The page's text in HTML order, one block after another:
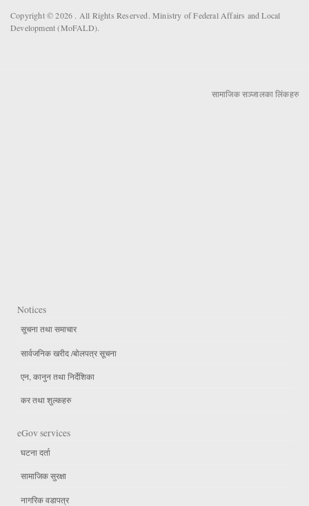
Copyright © 2026 . All Rights Reserved. Ministry of Federal Affairs and Local
Development (MoFALD).
सामाजिक सञ्जालका लिंकहरु
Notices
सूचना तथा समाचार
सार्वजनिक खरीद /बोलपत्र सूचना
एन, कानुन तथा निर्देशिका
कर तथा शुल्कहरु
eGov services
घटना दर्ता
सामाजिक सुरक्षा
नागरिक वडापत्र